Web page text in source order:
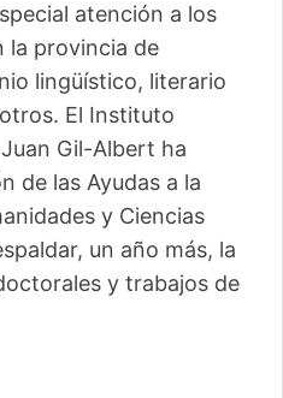
atención a los
la provincia de
lingüístico, literario
El Instituto
Gil-Albert ha
de las Ayudas a la
y Ciencias
un año más, la
y trabajos de